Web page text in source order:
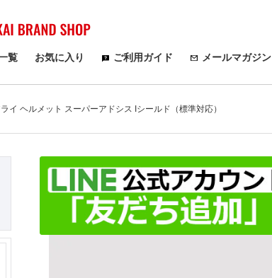
検索
覧 お気に入り ご利用ガイド メールマガジン
イ ヘルメット スーパーアドシス Iシールド（標準対応）